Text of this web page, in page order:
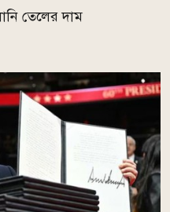
তেলের দাম